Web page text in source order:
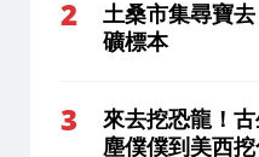
土桑市集尋寶
礦標本
來去挖恐龍！
塵僕僕到美西